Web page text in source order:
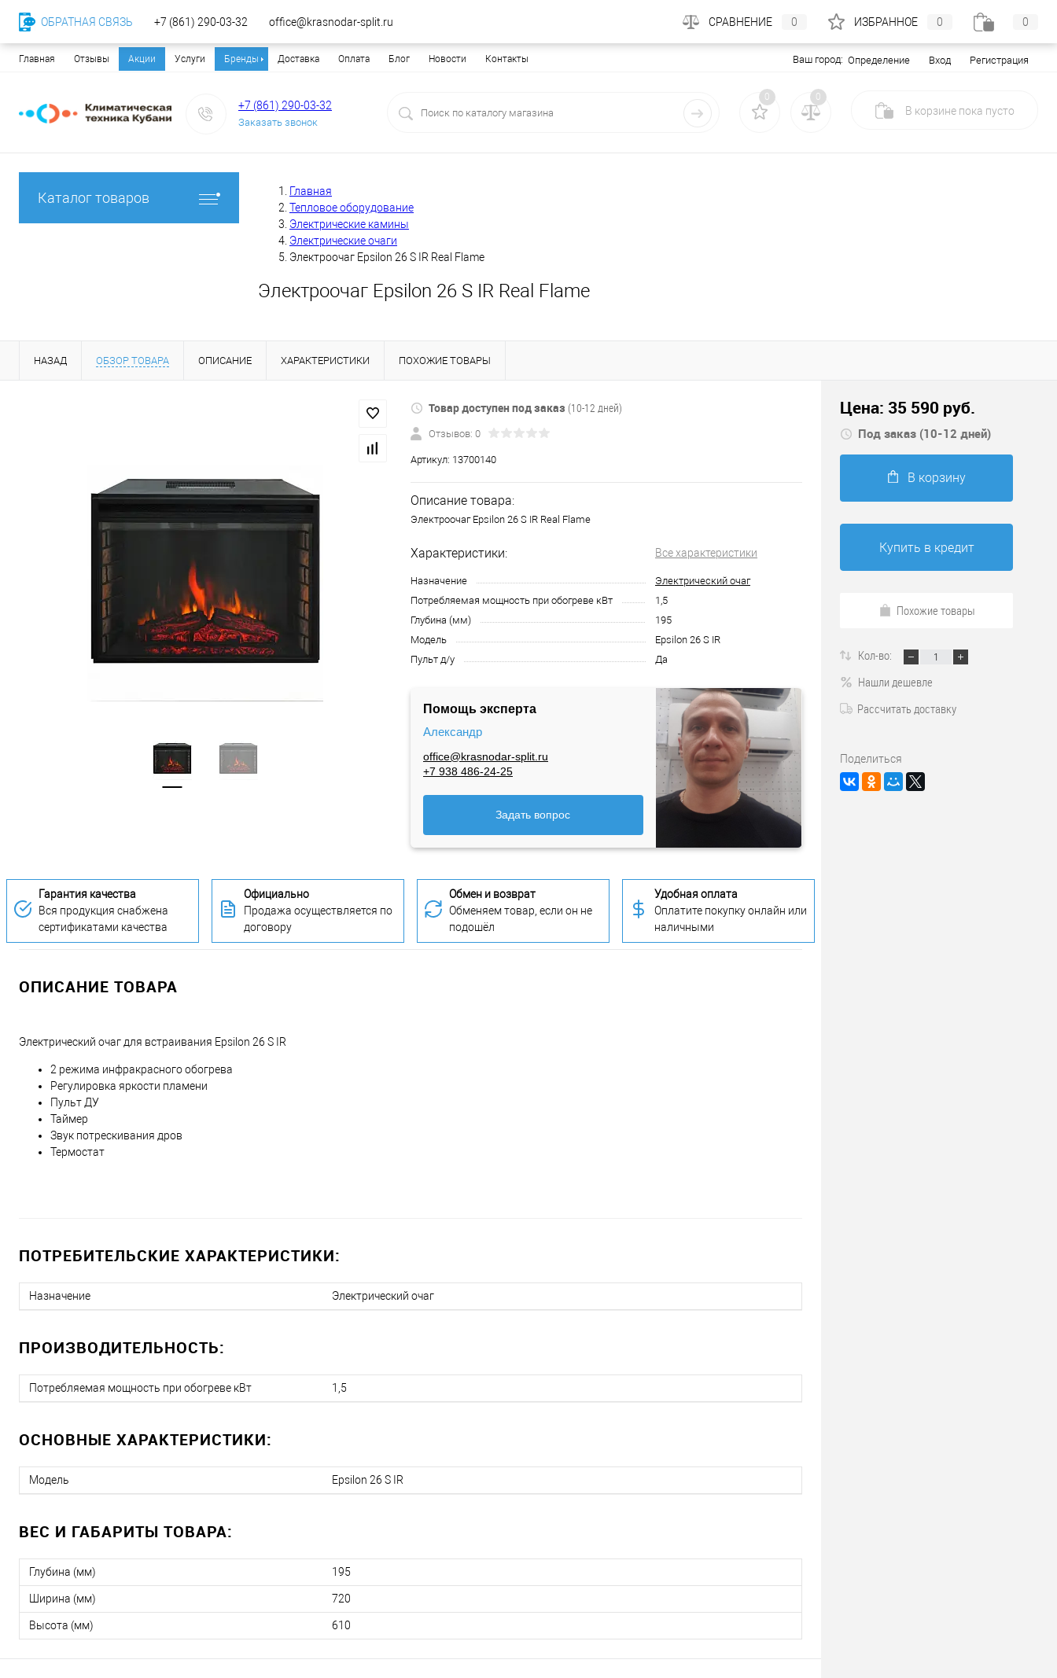
Главная Отзывы Акции Услуги Бренды Доставка Оплата Блог Новости Контакты Ваш город: Определение Вход Регистрация
+7 (861) 290-03-32
Заказать звонок
0 0
В корзине пока пусто
Каталог товаров
Главная
Тепловое оборудование
Электрические камины
Электрические очаги
Электроочаг Epsilon 26 S IR Real Flame
Электроочаг Epsilon 26 S IR Real Flame
НАЗАД ОБЗОР ТОВАРА ОПИСАНИЕ ХАРАКТЕРИСТИКИ ПОХОЖИЕ ТОВАРЫ
Товар доступен под заказ (10-12 дней)
Отзывов: 0
Артикул: 13700140
Описание товара:
Электроочаг Epsilon 26 S IR Real Flame
Характеристики: Все характеристики
Назначение
Электрический очаг
Потребляемая мощность при обогреве кВт
1,5
Глубина (мм)
195
Модель
Epsilon 26 S IR
Пульт д/у
Да
Помощь эксперта
Александр
office@krasnodar-split.ru
+7 938 486-24-25
Задать вопрос
Гарантия качества
Вся продукция снабжена
сертификатами качества
Официально
Продажа осуществляется по
договору
Обмен и возврат
Обменяем товар, если он не
подошёл
Удобная оплата
Оплатите покупку онлайн или
наличными
ОПИСАНИЕ ТОВАРА
Электрический очаг для встраивания Epsilon 26 S IR
2 режима инфракрасного обогрева
Регулировка яркости пламени
Пульт ДУ
Таймер
Звук потрескивания дров
Термостат
ПОТРЕБИТЕЛЬСКИЕ ХАРАКТЕРИСТИКИ:
Назначение Электрический очаг
ПРОИЗВОДИТЕЛЬНОСТЬ:
Потребляемая мощность при обогреве кВт 1,5
ОСНОВНЫЕ ХАРАКТЕРИСТИКИ:
Модель Epsilon 26 S IR
ВЕС И ГАБАРИТЫ ТОВАРА:
Глубина (мм) 195
Ширина (мм) 720
Высота (мм) 610
Цена: 35 590 руб.
Под заказ (10-12 дней)
В корзину
Купить в кредит
Похожие товары
Кол-во:
Нашли дешевле
Рассчитать доставку
Поделиться
ОБРАТНАЯ СВЯЗЬ +7 (861) 290-03-32 office@krasnodar-split.ru СРАВНЕНИЕ 0 ИЗБРАННОЕ 0 0